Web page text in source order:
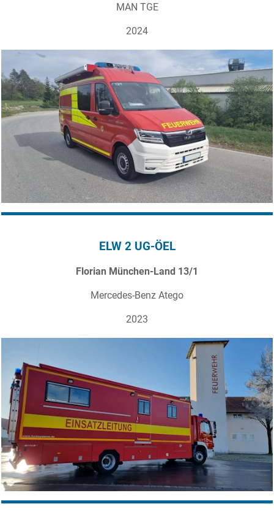
MAN TGE
2024
ELW 2 UG-ÖEL
Florian München-Land 13/1
Mercedes-Benz Atego
2023